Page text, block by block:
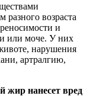
разного возраста
и
или моче. У них
нарушения
артралгию,
жир нанесет вред